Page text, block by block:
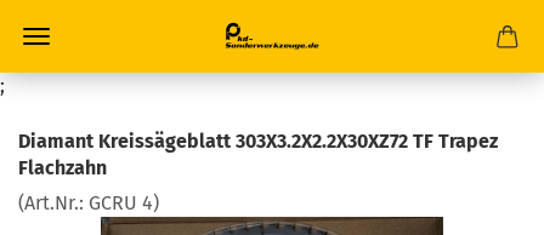
;
Diamant Kreissägeblatt 303X3.2X2.2X30XZ72 TF Trapez
Flachzahn
(Art.Nr.: GCRU 4)